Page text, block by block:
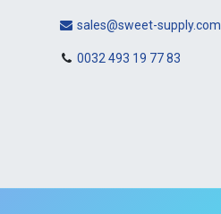
sales@sweet-supply.com
0032 493 19 77 83